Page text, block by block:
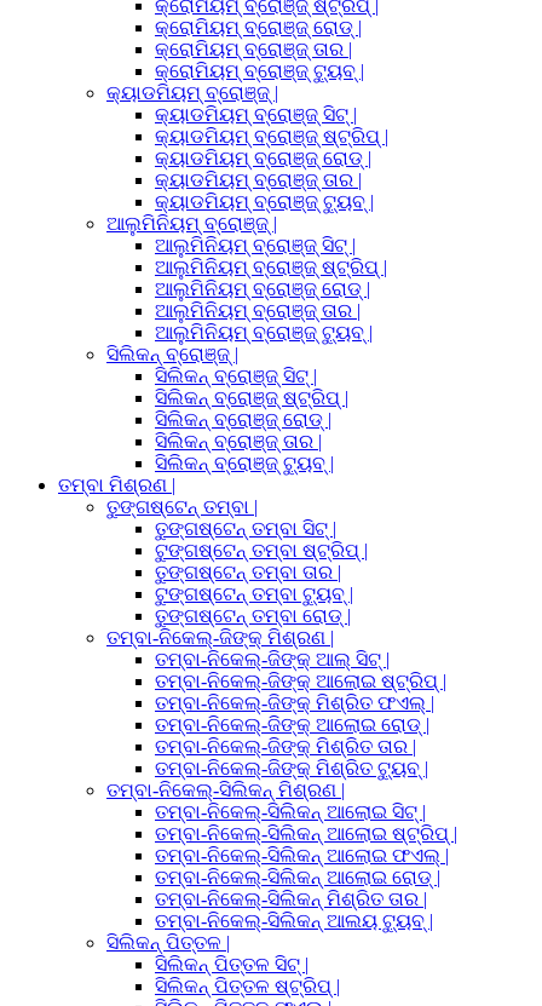
କ୍ରୋମିୟମ୍ ବ୍ରୋଞ୍ଜ୍ ଷ୍ଟ୍ରିପ୍ |
କ୍ରୋମିୟମ୍ ବ୍ରୋଞ୍ଜ୍ ରୋଡ୍ |
କ୍ରୋମିୟମ୍ ବ୍ରୋଞ୍ଜ୍ ତାର |
କ୍ରୋମିୟମ୍ ବ୍ରୋଞ୍ଜ୍ ଟ୍ୟୁବ୍ |
କ୍ୟାଡମିୟମ୍ ବ୍ରୋଞ୍ଜ୍ |
କ୍ୟାଡମିୟମ୍ ବ୍ରୋଞ୍ଜ୍ ସିଟ୍ |
କ୍ୟାଡମିୟମ୍ ବ୍ରୋଞ୍ଜ୍ ଷ୍ଟ୍ରିପ୍ |
କ୍ୟାଡମିୟମ୍ ବ୍ରୋଞ୍ଜ୍ ରୋଡ୍ |
କ୍ୟାଡମିୟମ୍ ବ୍ରୋଞ୍ଜ୍ ତାର |
କ୍ୟାଡମିୟମ୍ ବ୍ରୋଞ୍ଜ୍ ଟ୍ୟୁବ୍ |
ଆଲୁମିନିୟମ୍ ବ୍ରୋଞ୍ଜ୍ |
ଆଲୁମିନିୟମ୍ ବ୍ରୋଞ୍ଜ୍ ସିଟ୍ |
ଆଲୁମିନିୟମ୍ ବ୍ରୋଞ୍ଜ୍ ଷ୍ଟ୍ରିପ୍ |
ଆଲୁମିନିୟମ୍ ବ୍ରୋଞ୍ଜ୍ ରୋଡ୍ |
ଆଲୁମିନିୟମ୍ ବ୍ରୋଞ୍ଜ୍ ତାର |
ଆଲୁମିନିୟମ୍ ବ୍ରୋଞ୍ଜ୍ ଟ୍ୟୁବ୍ |
ସିଲିକନ୍ ବ୍ରୋଞ୍ଜ୍ |
ସିଲିକନ୍ ବ୍ରୋଞ୍ଜ୍ ସିଟ୍ |
ସିଲିକନ୍ ବ୍ରୋଞ୍ଜ୍ ଷ୍ଟ୍ରିପ୍ |
ସିଲିକନ୍ ବ୍ରୋଞ୍ଜ୍ ରୋଡ୍ |
ସିଲିକନ୍ ବ୍ରୋଞ୍ଜ୍ ତାର |
ସିଲିକନ୍ ବ୍ରୋଞ୍ଜ୍ ଟ୍ୟୁବ୍ |
ତମ୍ବା ମିଶ୍ରଣ |
ତୁଙ୍ଗଷ୍ଟେନ୍ ତମ୍ବା |
ତୁଙ୍ଗଷ୍ଟେନ୍ ତମ୍ବା ସିଟ୍ |
ଟୁଙ୍ଗଷ୍ଟେନ୍ ତମ୍ବା ଷ୍ଟ୍ରିପ୍ |
ତୁଙ୍ଗଷ୍ଟେନ୍ ତମ୍ବା ତାର |
ଟୁଙ୍ଗଷ୍ଟେନ୍ ତମ୍ବା ଟ୍ୟୁବ୍ |
ତୁଙ୍ଗଷ୍ଟେନ୍ ତମ୍ବା ରୋଡ୍ |
ତମ୍ବା-ନିକେଲ୍-ଜିଙ୍କ୍ ମିଶ୍ରଣ |
ତମ୍ବା-ନିକେଲ୍-ଜିଙ୍କ୍ ଆଲ୍ ସିଟ୍ |
ତମ୍ବା-ନିକେଲ୍-ଜିଙ୍କ୍ ଆଲୋଇ ଷ୍ଟ୍ରିପ୍ |
ତମ୍ବା-ନିକେଲ୍-ଜିଙ୍କ୍ ମିଶ୍ରିତ ଫଏଲ୍ |
ତମ୍ବା-ନିକେଲ୍-ଜିଙ୍କ୍ ଆଲୋଇ ରୋଡ୍ |
ତମ୍ବା-ନିକେଲ୍-ଜିଙ୍କ୍ ମିଶ୍ରିତ ତାର |
ତମ୍ବା-ନିକେଲ୍-ଜିଙ୍କ୍ ମିଶ୍ରିତ ଟ୍ୟୁବ୍ |
ତମ୍ବା-ନିକେଲ୍-ସିଲିକନ୍ ମିଶ୍ରଣ |
ତମ୍ବା-ନିକେଲ୍-ସିଲିକନ୍ ଆଲୋଇ ସିଟ୍ |
ତମ୍ବା-ନିକେଲ୍-ସିଲିକନ୍ ଆଲୋଇ ଷ୍ଟ୍ରିପ୍ |
ତମ୍ବା-ନିକେଲ୍-ସିଲିକନ୍ ଆଲୋଇ ଫଏଲ୍ |
ତମ୍ବା-ନିକେଲ୍-ସିଲିକନ୍ ଆଲୋଇ ରୋଡ୍ |
ତମ୍ବା-ନିକେଲ୍-ସିଲିକନ୍ ମିଶ୍ରିତ ତାର |
ତମ୍ବା-ନିକେଲ୍-ସିଲିକନ୍ ଆଲୟ ଟ୍ୟୁବ୍ |
ସିଲିକନ୍ ପିତ୍ତଳ |
ସିଲିକନ୍ ପିତ୍ତଳ ସିଟ୍ |
ସିଲିକନ୍ ପିତ୍ତଳ ଷ୍ଟ୍ରିପ୍ |